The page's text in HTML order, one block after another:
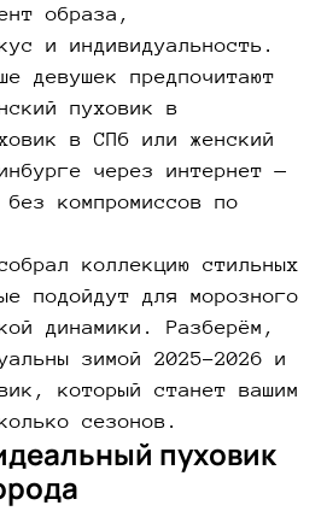
образа,
и индивидуальность.
девушек предпочитают
пуховик в
в СПб или женский
через интернет —
компромиссов по
коллекцию стильных
подойдут для морозного
динамики. Разберём,
зимой 2025–2026 и
который станет вашим
сезонов.
пуховик